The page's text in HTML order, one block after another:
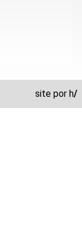
site por h/